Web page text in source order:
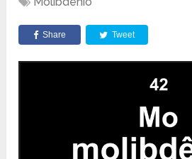
Share Tweet